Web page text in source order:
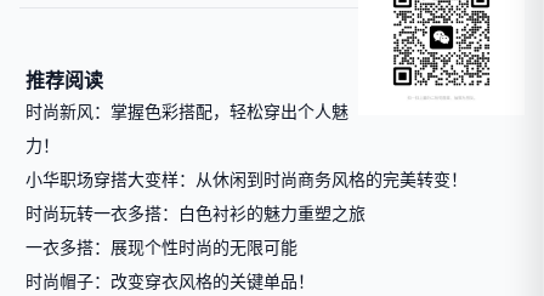
推荐阅读
时尚新风：掌握色彩搭配，轻松穿出个人魅
力！
小华职场穿搭大变样：从休闲到时尚商务风格的完美转变！
时尚玩转一衣多搭：白色衬衫的魅力重塑之旅
一衣多搭：展现个性时尚的无限可能
时尚帽子：改变穿衣风格的关键单品！